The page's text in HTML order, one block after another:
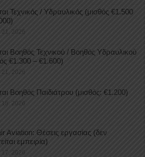
Τεχνικός / Υδραυλικός (μισθός €1.500
21, 2026
Βοηθός Τεχνικού / Βοηθός Υδραυλικού
€1.300 – €1.600)
21, 2026
Βοηθός Παιδιάτρου (μισθός: €1.200)
18, 2026
Aviation: Θέσεις εργασίας (δεν
εμπειρία)
17, 2026